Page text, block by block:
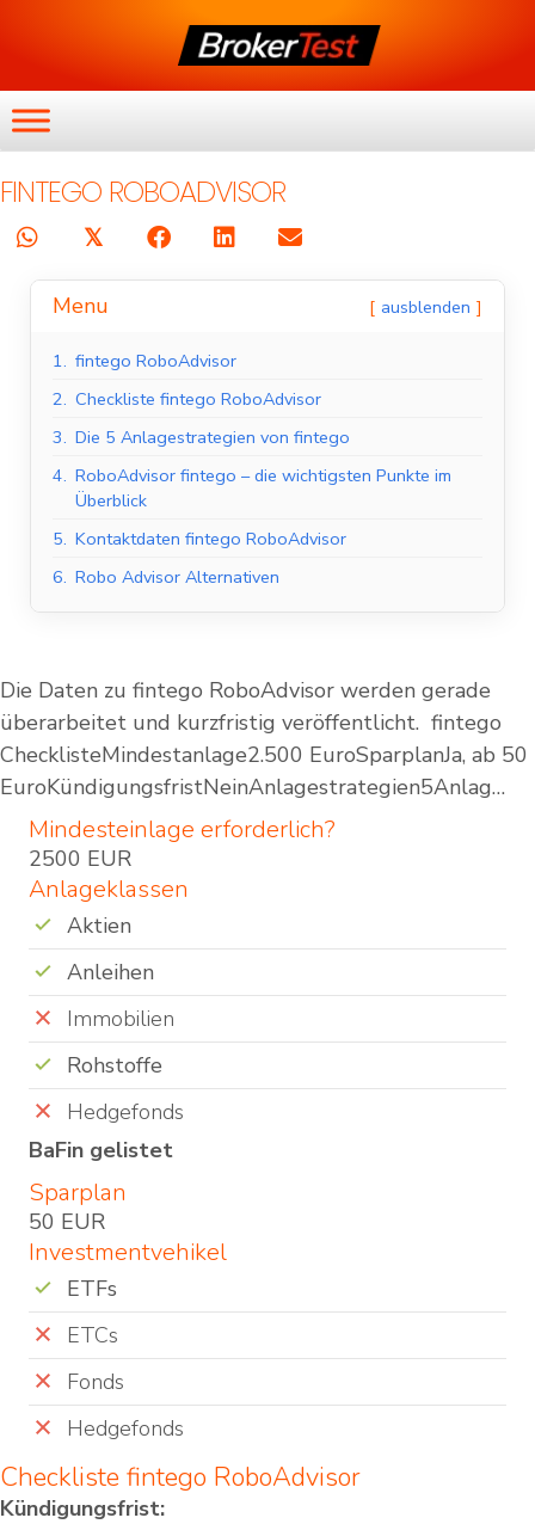
FINTEGO ROBOADVISOR
𝕏
Menu ausblenden
1. fintego RoboAdvisor
2. Checkliste fintego RoboAdvisor
3. Die 5 Anlagestrategien von fintego
4. RoboAdvisor fintego – die wichtigsten Punkte im
Überblick
5. Kontaktdaten fintego RoboAdvisor
6. Robo Advisor Alternativen
Die Daten zu fintego RoboAdvisor werden gerade
überarbeitet und kurzfristig veröffentlicht. fintego
ChecklisteMindestanlage2.500 EuroSparplanJa, ab 50
EuroKündigungsfristNeinAnlagestrategien5Anlag…
Mindesteinlage erforderlich?
2500 EUR
Anlageklassen
Aktien
Anleihen
Immobilien
Rohstoffe
Hedgefonds
BaFin gelistet
Sparplan
50 EUR
Investmentvehikel
ETFs
ETCs
Fonds
Hedgefonds
Checkliste fintego RoboAdvisor
Kündigungsfrist: